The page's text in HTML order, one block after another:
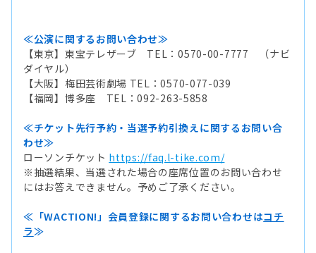
≪公演に関するお問い合わせ≫
【東京】東宝テレザーブ TEL：0570-00-7777 （ナビ
ダイヤル）
【大阪】梅田芸術劇場 TEL：0570-077-039
【福岡】博多座 TEL：092-263-5858
≪チケット先行予約・当選予約引換えに関するお問い合
わせ≫
ローソンチケット https://faq.l-tike.com/
※抽選結果、当選された場合の座席位置のお問い合わせ
にはお答えできません。予めご了承ください。
≪「WACTION!」会員登録に関するお問い合わせはコチ
ラ≫